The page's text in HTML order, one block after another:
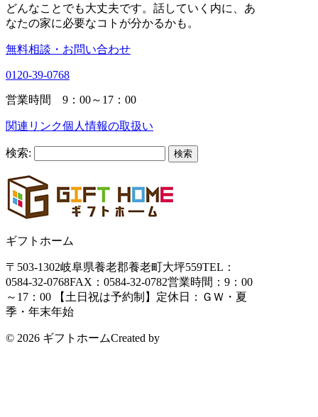
どんなことでも大丈夫です。話していく内に、あ
なたの家に必要なコトが分かるかも。
無料相談・お問い合わせ
0120-39-0768
営業時間 9：00～17：00
関連リンク個人情報の取扱い
検索:
ギフトホーム
〒503-1302岐阜県養老郡養老町大坪559TEL：
0584-32-0768FAX：0584-32-0782営業時間：9：00
～17：00 【土日祝は予約制】 定休日：ＧＷ・夏
季・年末年始
© 2026 ギフトホームCreated by